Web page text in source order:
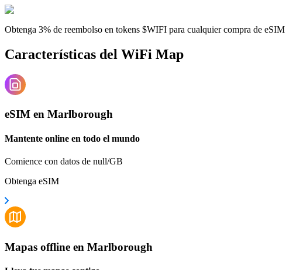
Obtenga 3% de reembolso en tokens $WIFI para cualquier compra de eSIM
Características del WiFi Map
eSIM en Marlborough
Mantente online en todo el mundo
Comience con datos de null/GB
Obtenga eSIM
Mapas offline en Marlborough